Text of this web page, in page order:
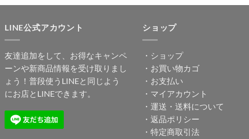
LINE公式アカウント
友達追加をして、お得なキャンペ
ーンや新商品情報を受け取りまし
ょう！普段使うLINEと同じよう
にお店とLINEできます。
ショップ
・ ショップ
・ お買い物カゴ
・ お支払い
・ マイアカウント
・ 運送・送料について
・ 返品ポリシー
・ 特定商取引法